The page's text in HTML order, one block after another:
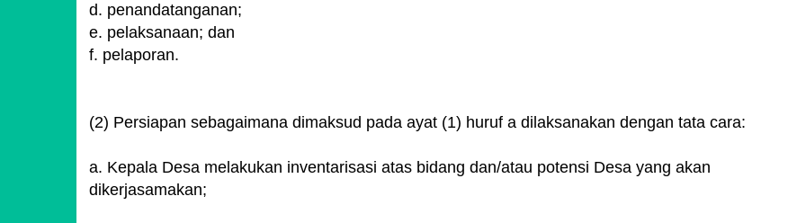
d. penandatanganan;
e. pelaksanaan; dan
f. pelaporan.
(2) Persiapan sebagaimana dimaksud pada ayat (1) huruf a dilaksanakan dengan tata cara:
a. Kepala Desa melakukan inventarisasi atas bidang dan/atau potensi Desa yang akan
dikerjasamakan;